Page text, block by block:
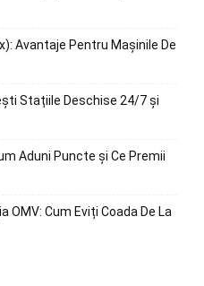
Avantaje Pentru Mașinile De
Stațiile Deschise 24/7 și
Aduni Puncte și Ce Premii
OMV: Cum Eviți Coada De La